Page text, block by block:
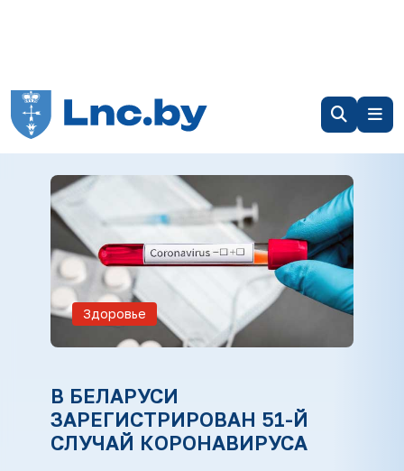
Здоровье
В БЕЛАРУСИ
ЗАРЕГИСТРИРОВАН 51-Й
СЛУЧАЙ КОРОНАВИРУСА